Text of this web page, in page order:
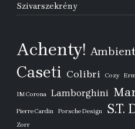
Szivarszekrény
Achenty!
Caseti Colibri Cozy
IM Corona Lamborghini
Pierre Cardin Porsche Design S.T.
Zorr